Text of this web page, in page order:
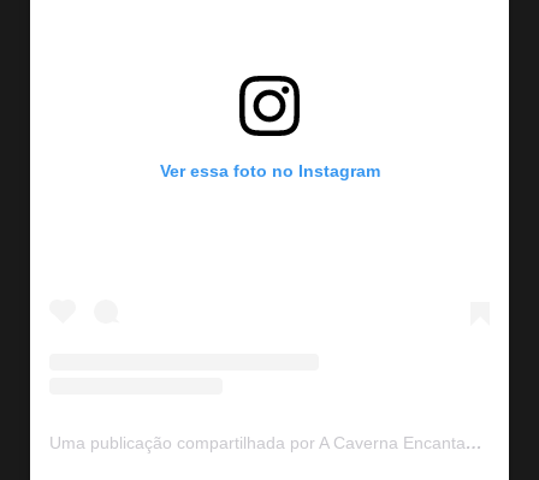
Ver essa foto no Instagram
Uma publicação compartilhada por A Caverna Encantada (@acavernaencantada)